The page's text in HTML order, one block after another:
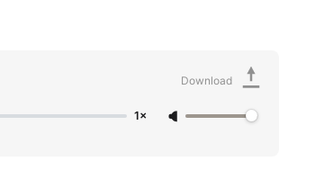
1×
Download